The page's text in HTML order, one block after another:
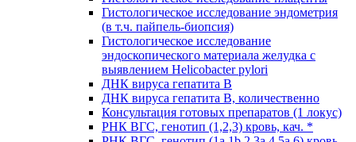
Гистологическое исследование эндометрия
(в т.ч. пайпель-биопсия)
Гистологическое исследование
эндоскопического материала желудка с
выявлением Helicobacter pylori
ДНК вируса гепатита B
ДНК вируса гепатита B, количественно
Консультация готовых препаратов (1 локус)
РНК ВГC, генотип (1,2,3) кровь, кач. *